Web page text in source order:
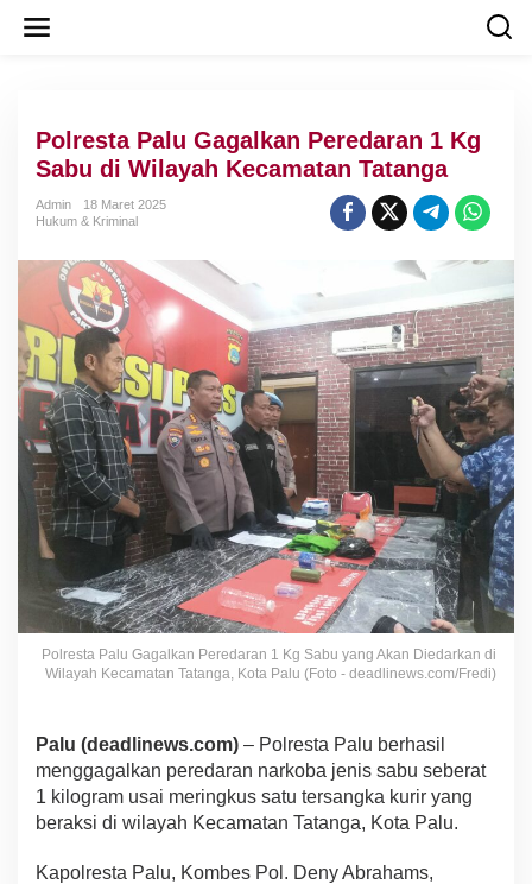
Polresta Palu Gagalkan Peredaran 1 Kg
Sabu di Wilayah Kecamatan Tatanga
Admin
18 Maret 2025
Hukum & Kriminal
Polresta Palu Gagalkan Peredaran 1 Kg Sabu yang Akan Diedarkan di
Wilayah Kecamatan Tatanga, Kota Palu (Foto - deadlinews.com/Fredi)
Palu (deadlinews.com) – Polresta Palu berhasil
menggagalkan peredaran narkoba jenis sabu seberat
1 kilogram usai meringkus satu tersangka kurir yang
beraksi di wilayah Kecamatan Tatanga, Kota Palu.
Kapolresta Palu, Kombes Pol. Deny Abrahams,